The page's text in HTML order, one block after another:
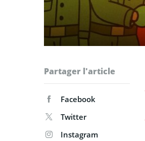
Partager l'article
Facebook
Twitter
Instagram